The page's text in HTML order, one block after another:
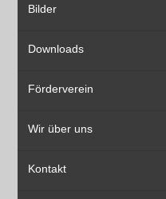
Bilder
Downloads
Förderverein
Wir über uns
Kontakt